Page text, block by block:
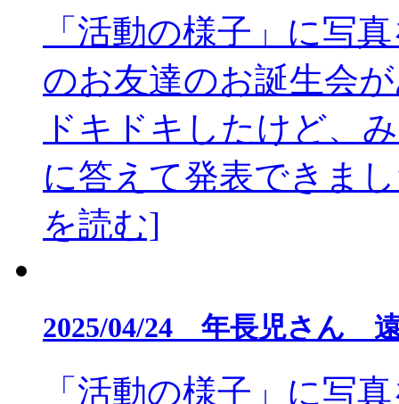
「活動の様子」に写
のお友達のお誕生会
ドキドキしたけど、
に答えて発表できま
を読む]
2025/04/24 年長児さん
「活動の様子」に写